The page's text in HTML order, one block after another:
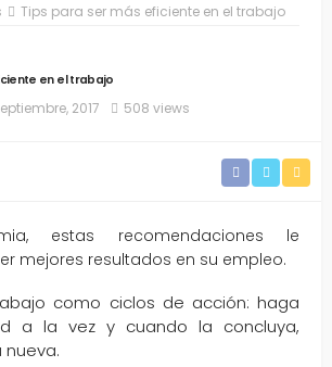
Tips para ser más eficiente en el trabajo
en el trabajo
2017 508 views
estas recomendaciones le
mejores resultados en su empleo.
como ciclos de acción: haga
a la vez y cuando la concluya,